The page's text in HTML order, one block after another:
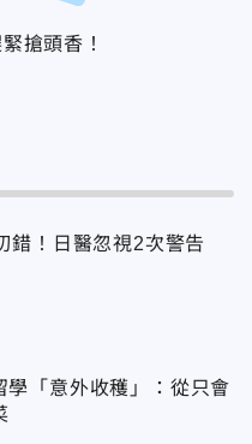
搶頭香！
錯！日醫忽視2次警告
學「意外收穫」：從只會